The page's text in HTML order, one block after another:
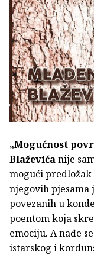
„Mogućnost
Blaževićanije
mogući
njegovih pjesama
povezanih u
poentom koja
emociju. A nađe
istarskog i